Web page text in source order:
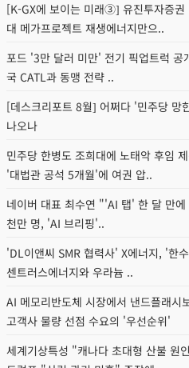
[K-GX에 보이는 미래③] 유진투자증권
대 메가프로젝트 재생에너지만으..
포드 '3만 달러 미만' 전기 픽업트럭 공
국 CATL과 동맹 전략 ..
[데스크리포트 8월] 어쩌다 '민주당 망
나오나
민주당 한병도 조희대에 노태악 후임
'대법관 공석 5개월'에 여권 압..
네이버 대표 최수연 "'AI 탭' 한 달 만에
천만 명, 'AI 브리핑'..
'DL이앤씨 SMR 협력사' X에너지, '한
센트러스에너지와 우라늄 ..
AI 메모리반도체 시장에서 낸드플래시
고객사 물량 선점 수요의 '우선순위'
세계기상특성 "캐나다 초대형 산불 원